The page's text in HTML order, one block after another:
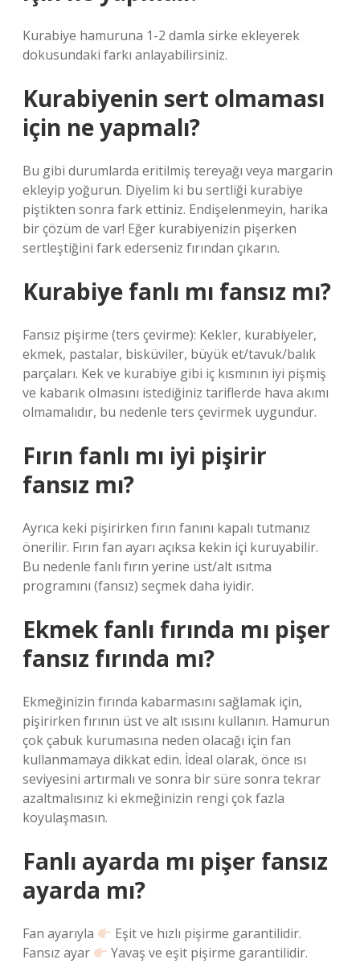
Kurabiye hamuruna 1-2 damla sirke ekleyerek
dokusundaki farkı anlayabilirsiniz.
Kurabiyenin sert olmaması
için ne yapmalı?
Bu gibi durumlarda eritilmiş tereyağı veya margarin
ekleyip yoğurun. Diyelim ki bu sertliği kurabiye
piştikten sonra fark ettiniz. Endişelenmeyin, harika
bir çözüm de var! Eğer kurabiyenizin pişerken
sertleştiğini fark ederseniz fırından çıkarın.
Kurabiye fanlı mı fansız mı?
Fansız pişirme (ters çevirme): Kekler, kurabiyeler,
ekmek, pastalar, bisküviler, büyük et/tavuk/balık
parçaları. Kek ve kurabiye gibi iç kısmının iyi pişmiş
ve kabarık olmasını istediğiniz tariflerde hava akımı
olmamalıdır, bu nedenle ters çevirmek uygundur.
Fırın fanlı mı iyi pişirir
fansız mı?
Ayrıca keki pişirirken fırın fanını kapalı tutmanız
önerilir. Fırın fan ayarı açıksa kekin içi kuruyabilir.
Bu nedenle fanlı fırın yerine üst/alt ısıtma
programını (fansız) seçmek daha iyidir.
Ekmek fanlı fırında mı pişer
fansız fırında mı?
Ekmeğinizin fırında kabarmasını sağlamak için,
pişirirken fırının üst ve alt ısısını kullanın. Hamurun
çok çabuk kurumasına neden olacağı için fan
kullanmamaya dikkat edin. İdeal olarak, önce ısı
seviyesini artırmalı ve sonra bir süre sonra tekrar
azaltmalısınız ki ekmeğinizin rengi çok fazla
koyulaşmasın.
Fanlı ayarda mı pişer fansız
ayarda mı?
Fan ayarıyla
Eşit ve hızlı pişirme garantilidir.
Fansız ayar
Yavaş ve eşit pişirme garantilidir.